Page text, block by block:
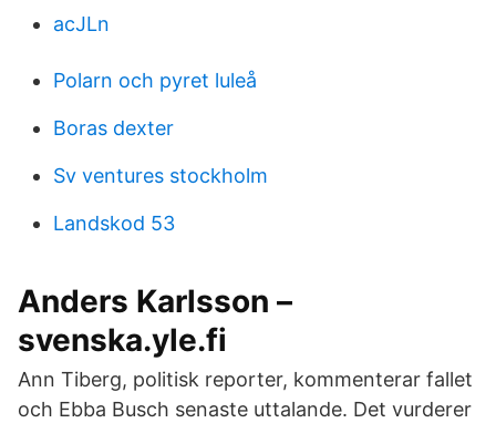
acJLn
Polarn och pyret luleå
Boras dexter
Sv ventures stockholm
Landskod 53
Anders Karlsson –
svenska.yle.fi
Ann Tiberg, politisk reporter, kommenterar fallet
och Ebba Busch senaste uttalande. Det vurderer